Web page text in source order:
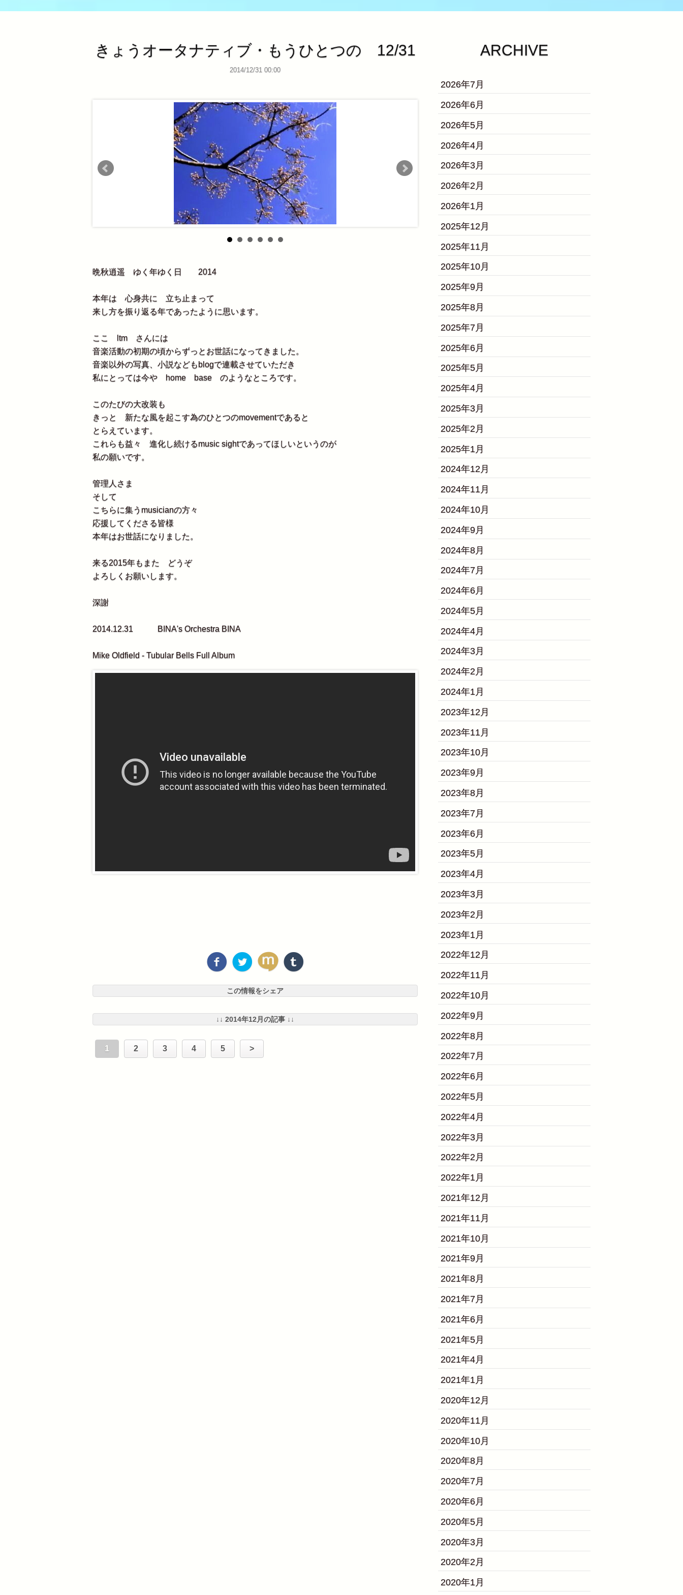
きょうオータナティブ・もうひとつの 12/31
2014/12/31 00:00
晩秋逍遥 ゆく年ゆく日 2014
本年は 心身共に 立ち止まって
来し方を振り返る年であったように思います。
ここ ltm さんには
音楽活動の初期の頃からずっとお世話になってきました。
音楽以外の写真、小説などもblogで連載させていただき
私にとっては今や home base のようなところです。
このたびの大改装も
きっと 新たな風を起こす為のひとつのmovementであると
とらえています。
これらも益々 進化し続けるmusic sightであってほしいというのが
私の願いです。
管理人さま
そして
こちらに集うmusicianの方々
応援してくださる皆様
本年はお世話になりました。
来る2015年もまた どうぞ
よろしくお願いします。
深謝
2014.12.31 BINA's Orchestra BINA
Mike Oldfield - Tubular Bells Full Album
この情報をシェア
↓↓ 2014年12月の記事 ↓↓
1 2 3 4 5 >
ARCHIVE
2026年7月
2026年6月
2026年5月
2026年4月
2026年3月
2026年2月
2026年1月
2025年12月
2025年11月
2025年10月
2025年9月
2025年8月
2025年7月
2025年6月
2025年5月
2025年4月
2025年3月
2025年2月
2025年1月
2024年12月
2024年11月
2024年10月
2024年9月
2024年8月
2024年7月
2024年6月
2024年5月
2024年4月
2024年3月
2024年2月
2024年1月
2023年12月
2023年11月
2023年10月
2023年9月
2023年8月
2023年7月
2023年6月
2023年5月
2023年4月
2023年3月
2023年2月
2023年1月
2022年12月
2022年11月
2022年10月
2022年9月
2022年8月
2022年7月
2022年6月
2022年5月
2022年4月
2022年3月
2022年2月
2022年1月
2021年12月
2021年11月
2021年10月
2021年9月
2021年8月
2021年7月
2021年6月
2021年5月
2021年4月
2021年1月
2020年12月
2020年11月
2020年10月
2020年8月
2020年7月
2020年6月
2020年5月
2020年3月
2020年2月
2020年1月